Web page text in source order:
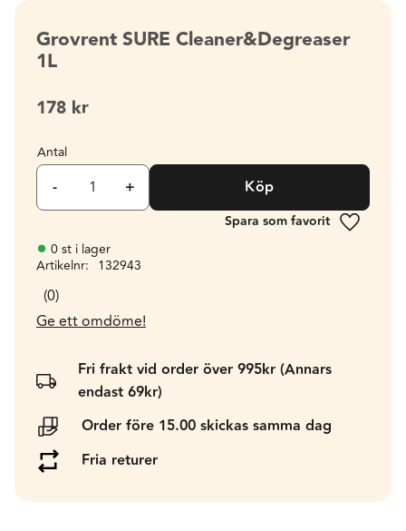
Grovrent SURE Cleaner&Degreaser
1L
178 kr
Antal
+
- Köp
Lägg till
0 st i lager
Artikelnr
132943
0
Ge ett omdöme!
Fri frakt vid order över 995kr (Annars
endast 69kr)
Order före 15.00 skickas samma dag
Fria returer